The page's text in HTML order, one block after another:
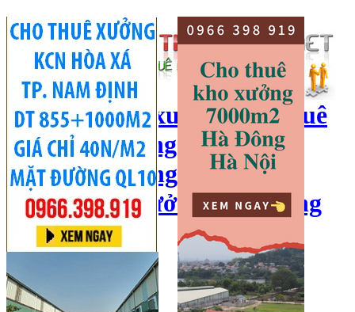
cho thuê kho xưởng, cho thuê
kho, kho xưởng hà nội, cho
thuê nhà xưởng, cho thuê
xưởng, kho xưởng hải dương
Hotline:0966 398 919
Đăng ký